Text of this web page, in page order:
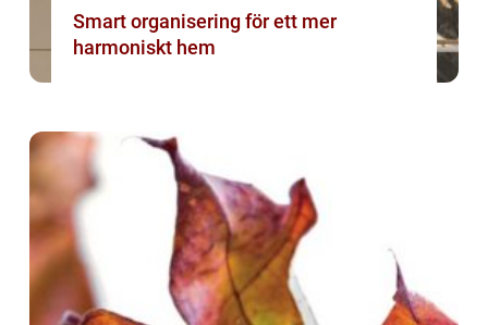
Smart organisering för ett mer
harmoniskt hem